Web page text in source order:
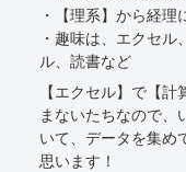
・【理系】から経理
・趣味は、エクセル
ル、読書など
【エクセル】で【
まないたちなので、
いて、データを集め
思います！